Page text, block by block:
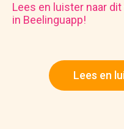
Lees en luister naar dit
in Beelinguapp!
Lees en